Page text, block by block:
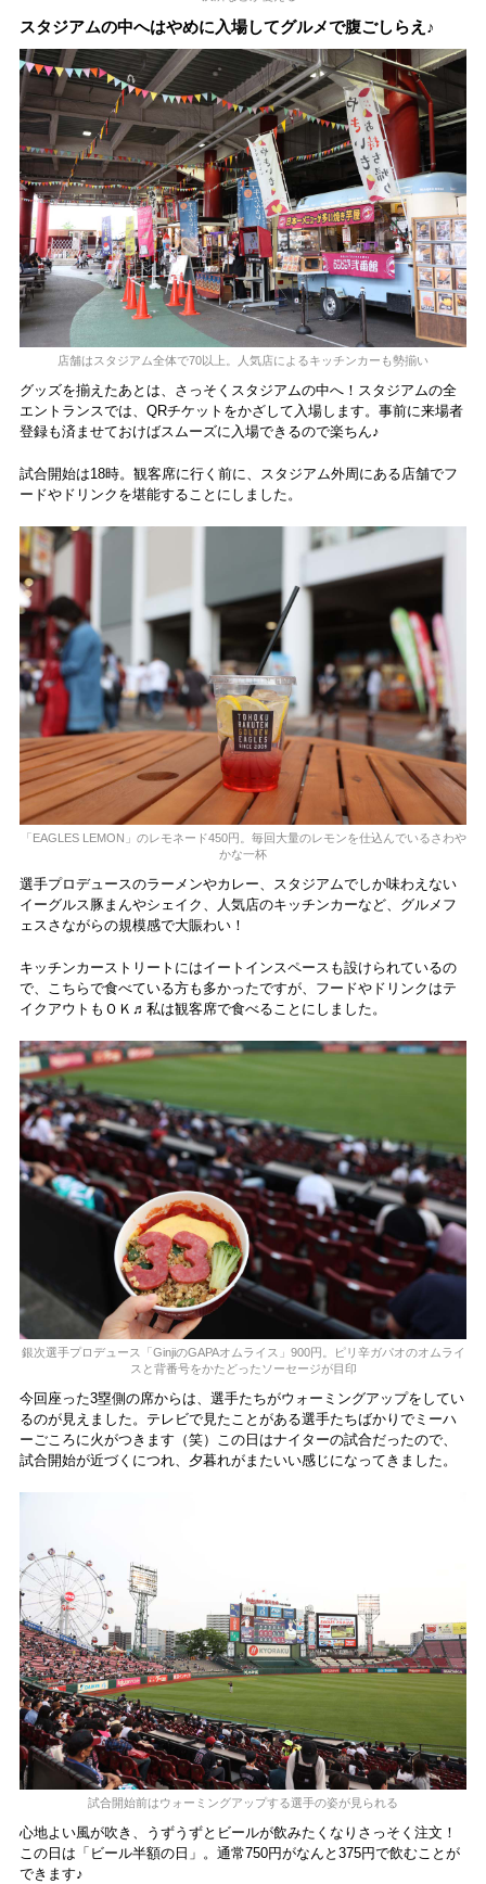
スタジアムの中へはやめに入場してグルメで腹ごしらえ♪
店舗はスタジアム全体で70以上。人気店によるキッチンカーも勢揃い
グッズを揃えたあとは、さっそくスタジアムの中へ！スタジアムの全
エントランスでは、QRチケットをかざして入場します。事前に来場者
登録も済ませておけばスムーズに入場できるので楽ちん♪
試合開始は18時。観客席に行く前に、スタジアム外周にある店舗でフ
ードやドリンクを堪能することにしました。
「EAGLES LEMON」のレモネード450円。毎回大量のレモンを仕込んでいるさわや
かな一杯
選手プロデュースのラーメンやカレー、スタジアムでしか味わえない
イーグルス豚まんやシェイク、人気店のキッチンカーなど、グルメフ
ェスさながらの規模感で大賑わい！
キッチンカーストリートにはイートインスペースも設けられているの
で、こちらで食べている方も多かったですが、フードやドリンクはテ
イクアウトもＯＫ♬私は観客席で食べることにしました。
銀次選手プロデュース「GinjiのGAPAオムライス」900円。ピリ辛ガパオのオムライ
スと背番号をかたどったソーセージが目印
今回座った3塁側の席からは、選手たちがウォーミングアップをしてい
るのが見えました。テレビで見たことがある選手たちばかりでミーハ
ーごころに火がつきます（笑）この日はナイターの試合だったので、
試合開始が近づくにつれ、夕暮れがまたいい感じになってきました。
試合開始前はウォーミングアップする選手の姿が見られる
心地よい風が吹き、うずうずとビールが飲みたくなりさっそく注文！
この日は「ビール半額の日」。通常750円がなんと375円で飲むことが
できます♪